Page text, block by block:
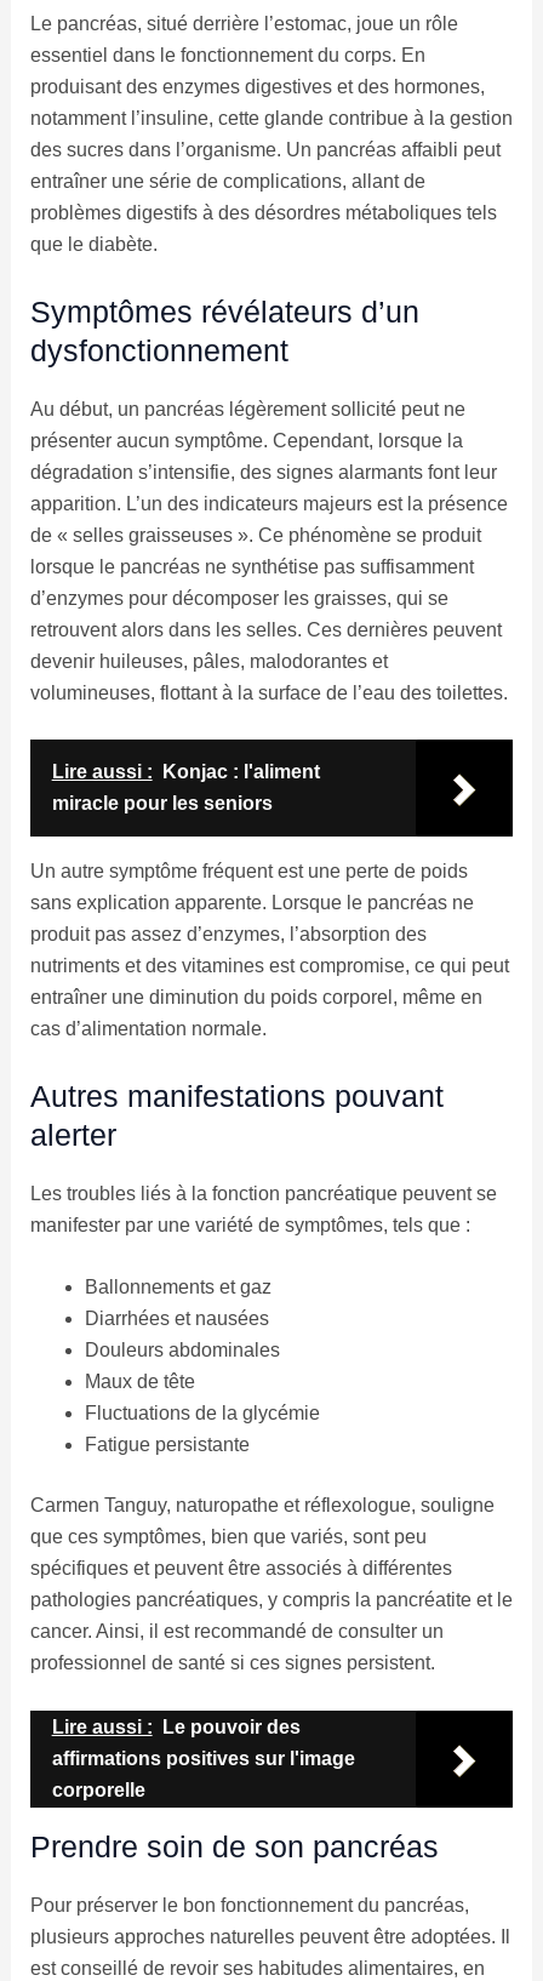
Le pancréas, situé derrière l’estomac, joue un rôle
essentiel dans le fonctionnement du corps. En
produisant des enzymes digestives et des hormones,
notamment l’insuline, cette glande contribue à la gestion
des sucres dans l’organisme. Un pancréas affaibli peut
entraîner une série de complications, allant de
problèmes digestifs à des désordres métaboliques tels
que le diabète.
Symptômes révélateurs d’un
dysfonctionnement
Au début, un pancréas légèrement sollicité peut ne
présenter aucun symptôme. Cependant, lorsque la
dégradation s’intensifie, des signes alarmants font leur
apparition. L’un des indicateurs majeurs est la présence
de « selles graisseuses ». Ce phénomène se produit
lorsque le pancréas ne synthétise pas suffisamment
d’enzymes pour décomposer les graisses, qui se
retrouvent alors dans les selles. Ces dernières peuvent
devenir huileuses, pâles, malodorantes et
volumineuses, flottant à la surface de l’eau des toilettes.
Lire aussi :
Konjac : l'aliment
miracle pour les seniors
Un autre symptôme fréquent est une perte de poids
sans explication apparente. Lorsque le pancréas ne
produit pas assez d’enzymes, l’absorption des
nutriments et des vitamines est compromise, ce qui peut
entraîner une diminution du poids corporel, même en
cas d’alimentation normale.
Autres manifestations pouvant
alerter
Les troubles liés à la fonction pancréatique peuvent se
manifester par une variété de symptômes, tels que :
Ballonnements et gaz
Diarrhées et nausées
Douleurs abdominales
Maux de tête
Fluctuations de la glycémie
Fatigue persistante
Carmen Tanguy, naturopathe et réflexologue, souligne
que ces symptômes, bien que variés, sont peu
spécifiques et peuvent être associés à différentes
pathologies pancréatiques, y compris la pancréatite et le
cancer. Ainsi, il est recommandé de consulter un
professionnel de santé si ces signes persistent.
Lire aussi :
Le pouvoir des
affirmations positives sur l'image
corporelle
Prendre soin de son pancréas
Pour préserver le bon fonctionnement du pancréas,
plusieurs approches naturelles peuvent être adoptées. Il
est conseillé de revoir ses habitudes alimentaires, en